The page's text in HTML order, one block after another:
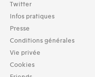
Twitter
Infos pratiques
Presse
Conditions générales
Vie privée
Cookies